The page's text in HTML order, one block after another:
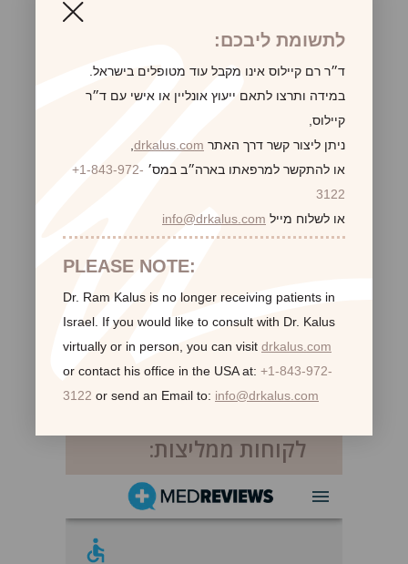
לקוחות ממליצות:
לתשומת ליבכם:
ד״ר רם קיילוס אינו מקבל עוד מטופלים בישראל.
במידה ותרצו לתאם ייעוץ אונליין או אישי עם ד״ר
קיילוס,
ניתן ליצור קשר דרך האתר drkalus.com
או להתקשר למרפאתו בארה״ב במס׳ +1-843-972-
3122
או לשלוח מייל info@drkalus.com
PLEASE NOTE:
Dr. Ram Kalus is no longer receiving patients in
Israel. If you would like to consult with Dr. Kalus
virtually or in person, you can visit drkalus.com
or contact his office in the USA at: +1-843-972-
3122 or send an Email to: info@drkalus.com